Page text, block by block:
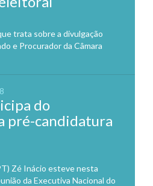
trata sobre a divulgação
e Procurador da Câmara
do
pré-candidatura
Zé Inácio esteve nesta
da Executiva Nacional do